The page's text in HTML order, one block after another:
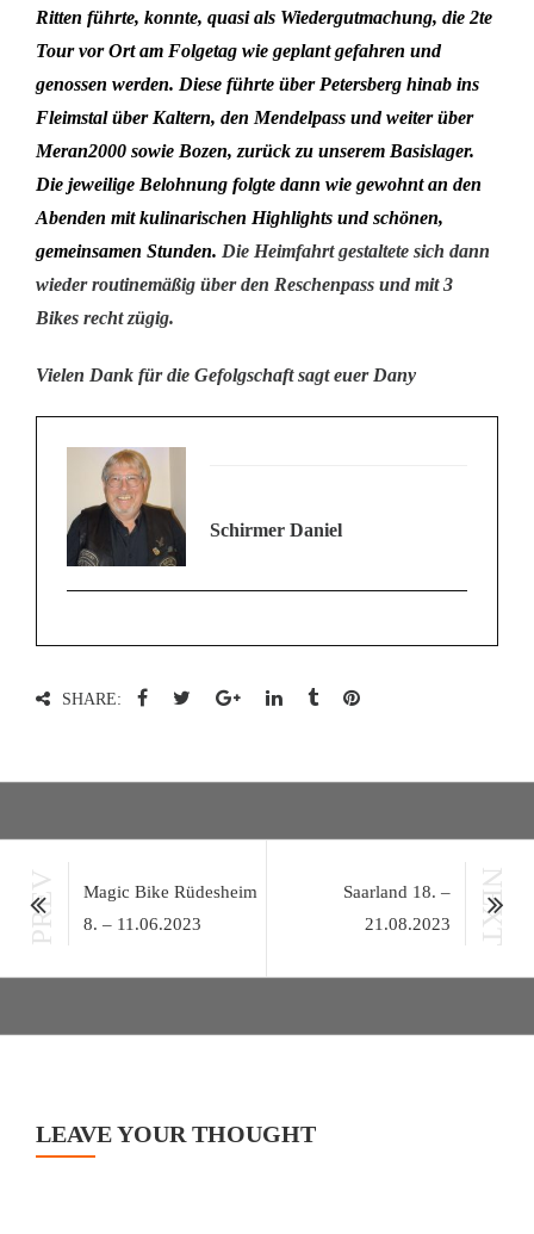
Ritten führte, konnte, quasi als Wiedergutmachung, die 2te
Tour vor Ortam Folgetag wie geplant gefahren und
genossen werden. Diese führte über Petersberg hinab ins
Fleimstal über Kaltern, den Mendelpass und weiter über
Meran2000 sowie Bozen, zurück zu unserem Basislager.
Die jeweilige Belohnung folgte dann wie gewohntan den
Abenden mit kulinarischen Highlights und schönen,
gemeinsamen Stunden. Die Heimfahrt gestaltete sich dann
wiederroutinemäßig über den Reschenpass und mit 3
Bikes rechtzügig.
Vielen Dank für die Gefolgschaft sagt euer Dany
Schirmer Daniel
SHARE:
PREV
Magic Bike Rüdesheim
8. – 11.06.2023
Saarland 18. –
21.08.2023
NEXT
LEAVE YOUR THOUGHT